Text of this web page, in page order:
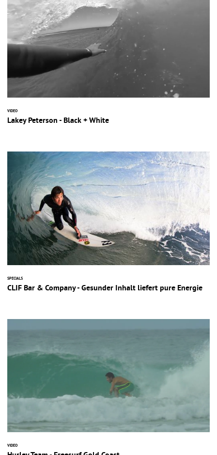
VIDEO
Lakey Peterson - Black + White
SPECIALS
CLIF Bar & Company - Gesunder Inhalt liefert pure Energie
VIDEO